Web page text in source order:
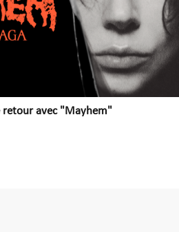
retour avec "Mayhem"